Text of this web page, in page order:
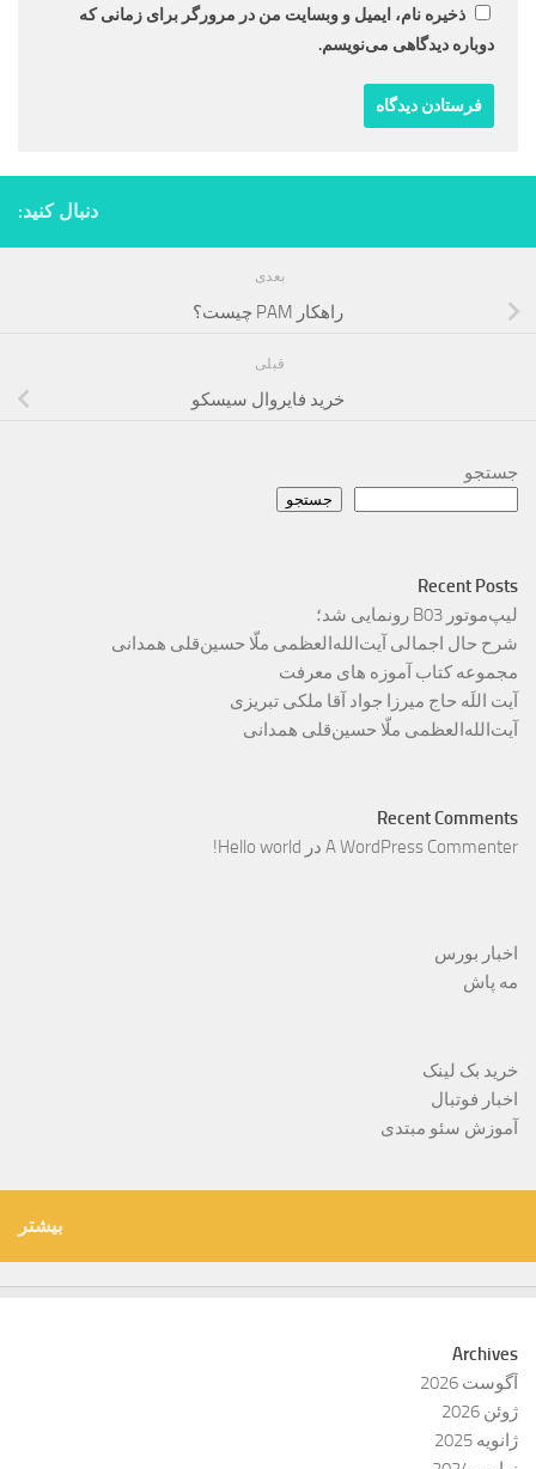
ذخیره نام، ایمیل و وبسایت من در مرورگر برای زمانی که
دوباره دیدگاهی می‌نویسم.
دنبال کنید:
بعدی
راهکار PAM چیست؟
قبلی
خرید فایروال سیسکو
جستجو
جستجو
Recent Posts
لیپ‌موتور B03 رونمایی شد؛
شرح حال اجمالی آیت‌الله‌العظمی ملّا حسین‌قلی همدانی
مجموعه کتاب آموزه های معرفت
آیت اللَه حاج میرزا جواد آقا ملکی تبریزی
آیت‌الله‌العظمی ملّا حسین‌قلی همدانی
Recent Comments
A WordPress Commenter در Hello world!
اخبار بورس
مه پاش
خرید بک لینک
اخبار فوتبال
آموزش سئو مبتدی
بیشتر
Archives
آگوست 2026
ژوئن 2026
ژانویه 2025